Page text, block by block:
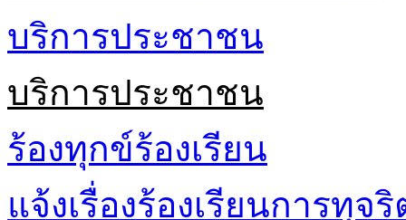
บริการประชาชน
บริการประชาชน
ร้องทุกข์ร้องเรียน
แจ้งเรื่องร้องเรียนการทุ